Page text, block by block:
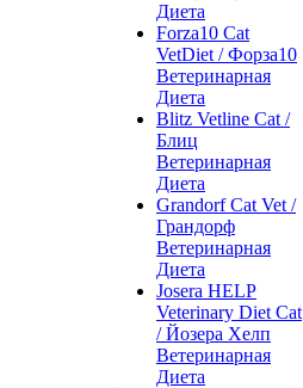
Диета
Forza10 Cat
VetDiet / Форза10
Ветеринарная
Диета
Blitz Vetline Cat /
Блиц
Ветеринарная
Диета
Grandorf Cat Vet /
Грандорф
Ветеринарная
Диета
Josera HELP
Veterinary Diet Cat
/ Йозера Хелп
Ветеринарная
Диета